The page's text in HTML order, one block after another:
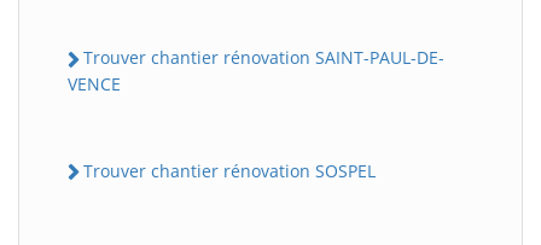
Trouver chantier rénovation SAINT-PAUL-DE-
VENCE
Trouver chantier rénovation SOSPEL